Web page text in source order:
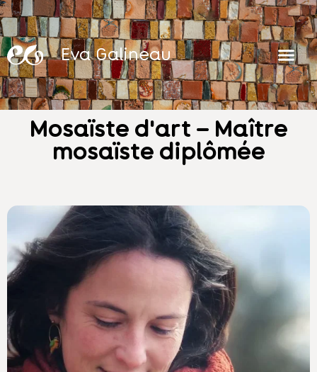
Eva Galineau
Mosaïste d'art – Maître
mosaïste diplômée